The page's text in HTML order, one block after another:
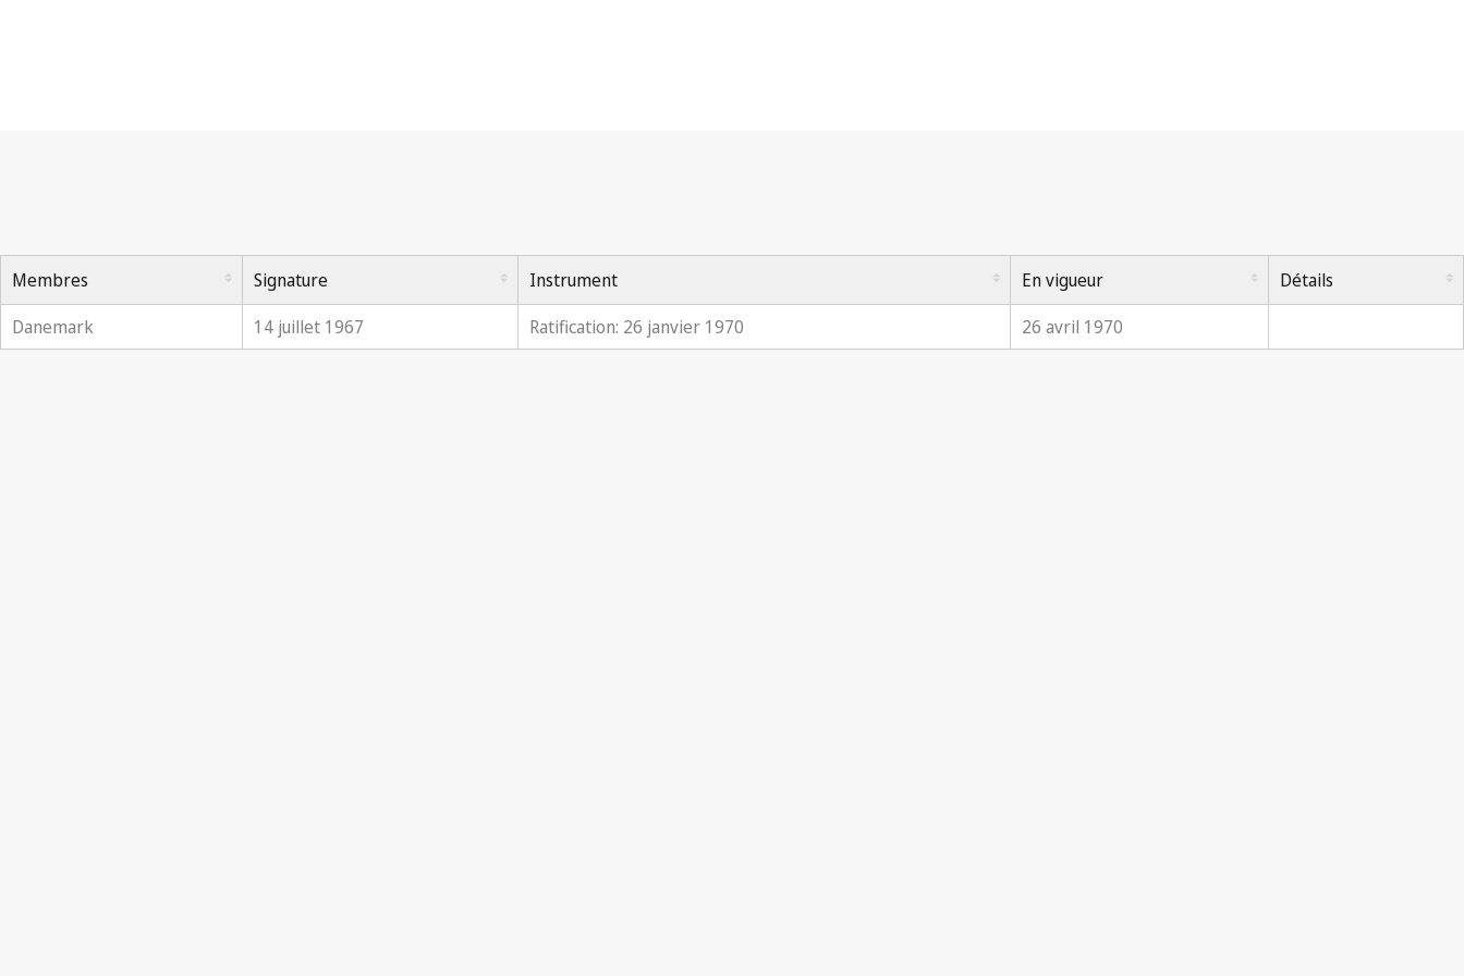
Membres Signature Instrument En vigueur
Détails
Danemark
14 juillet 1967 Ratification: 26 janvier 1970 26 avril 1970